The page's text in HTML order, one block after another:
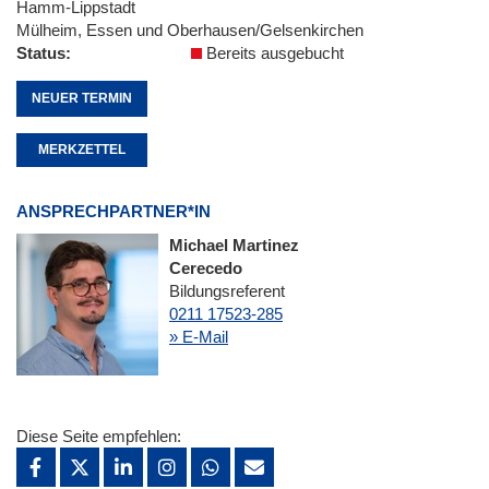
Hamm-Lippstadt
Mülheim, Essen und Oberhausen/Gelsenkirchen
Status
Bereits ausgebucht
NEUER TERMIN
MERKZETTEL
ANSPRECHPARTNER*IN
Michael Martinez
Cerecedo
Bildungsreferent
0211 17523-285
» E-Mail
Diese Seite empfehlen: